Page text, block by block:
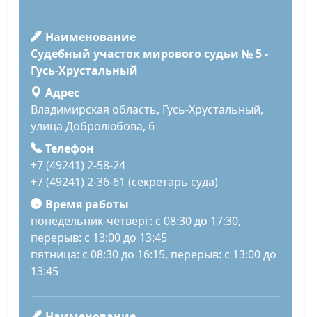
Наименование
Судебный участок мирового судьи № 5 -
Гусь-Хрустальный
Адрес
Владимирская область, Гусь-Хрустальный,
улица Добролюбова, 6
Телефон
+7 (49241) 2-58-24
+7 (49241) 2-36-61 (секретарь суда)
Время работы
понедельник-четверг: с 08:30 до 17:30,
перерыв: с 13:00 до 13:45
пятница: с 08:30 до 16:15, перерыв: с 13:00 до
13:45